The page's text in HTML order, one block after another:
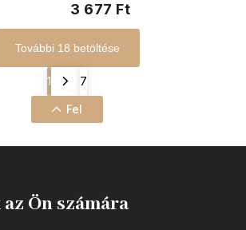
3 677 Ft
árnyalatokban
További 18 betöltése
1 7
Fel
Ön számára